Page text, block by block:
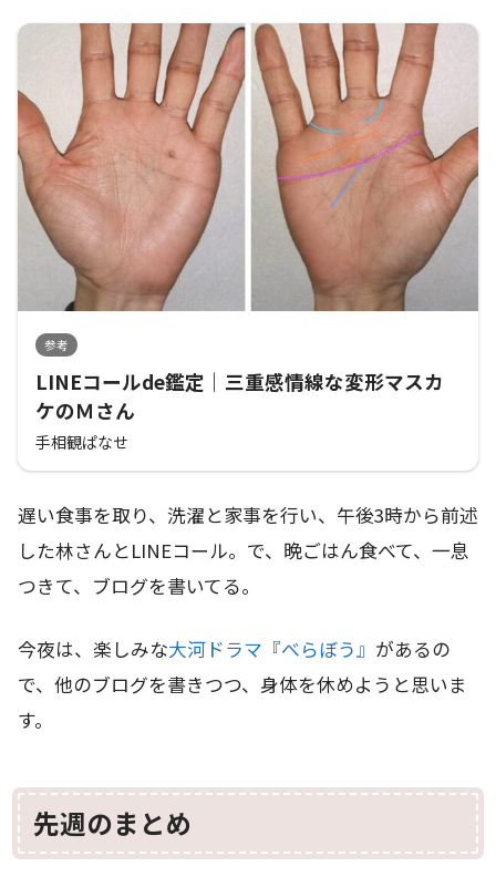
参考
LINEコールde鑑定｜三重感情線な変形マスカ
ケのＭさん
手相観ぱなせ
遅い食事を取り、洗濯と家事を行い、午後3時から前述
した林さんとLINEコール。で、晩ごはん食べて、一息
つきて、ブログを書いてる。
今夜は、楽しみな大河ドラマ『べらぼう』 があるの
で、他のブログを書きつつ、身体を休めようと思いま
す。
先週のまとめ